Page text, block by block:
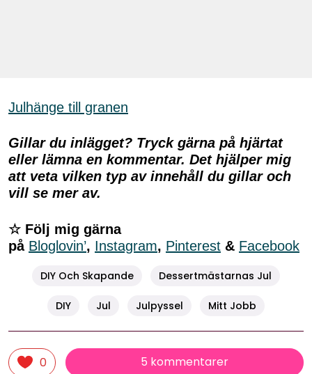
Julhänge till granen
Gillar du inlägget? Tryck gärna på hjärtat
eller lämna en kommentar. Det hjälper mig
att veta vilken typ av innehåll du gillar och
vill se mer av.
☆ Följ mig gärna
på Bloglovin’, Instagram, Pinterest & Facebook
DIY Och Skapande Dessertmästarnas Jul
DIY Jul Julpyssel Mitt Jobb
0 5 kommentarer